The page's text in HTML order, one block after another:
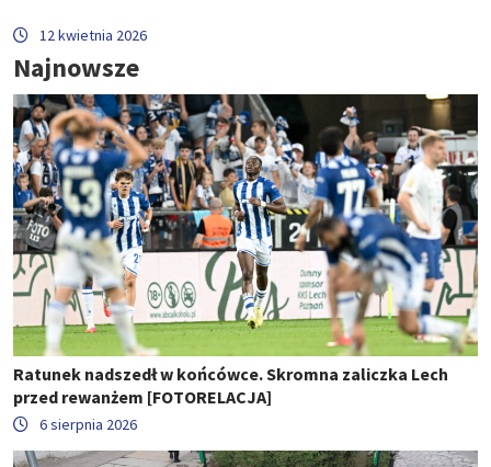
12 kwietnia 2026
Najnowsze
Ratunek nadszedł w końcówce. Skromna zaliczka Lech
przed rewanżem [FOTORELACJA]
6 sierpnia 2026